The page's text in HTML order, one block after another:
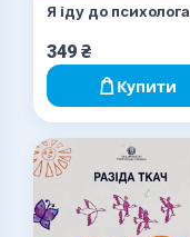
Я іду до психолога
349 ₴
Купити